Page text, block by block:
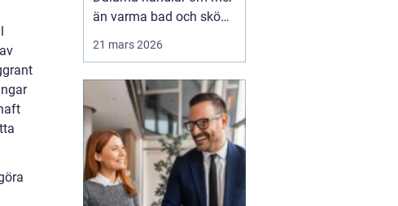
än varma bad och sköna
dalagårdar med historia
och vällagad mat skapar
en helhetsupplevelse
som många söker när
vardagen snurrar för
fort. Den som res...
21 mars 2026